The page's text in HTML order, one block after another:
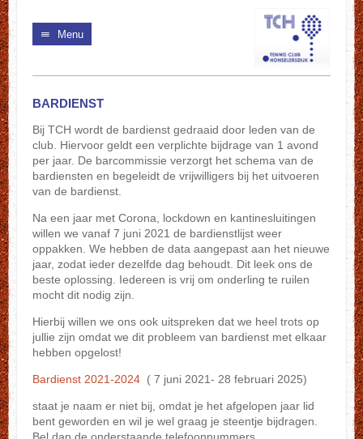
Menu
BARDIENST
Bij TCH wordt de bardienst gedraaid door leden van de
club. Hiervoor geldt een verplichte bijdrage van 1 avond
per jaar. De barcommissie verzorgt het schema van de
bardiensten en begeleidt de vrijwilligers bij het uitvoeren
van de bardienst.
Na een jaar met Corona, lockdown en kantinesluitingen
willen we vanaf 7 juni 2021 de bardienstlijst weer
oppakken. We hebben de data aangepast aan het nieuwe
jaar, zodat ieder dezelfde dag behoudt. Dit leek ons de
beste oplossing. Iedereen is vrij om onderling te ruilen
mocht dit nodig zijn.
Hierbij willen we ons ook uitspreken dat we heel trots op
jullie zijn omdat we dit probleem van bardienst met elkaar
hebben opgelost!
Bardienst 2021-2024 ( 7 juni 2021- 28 februari 2025)
staat je naam er niet bij, omdat je het afgelopen jaar lid
bent geworden en wil je wel graag je steentje bijdragen.